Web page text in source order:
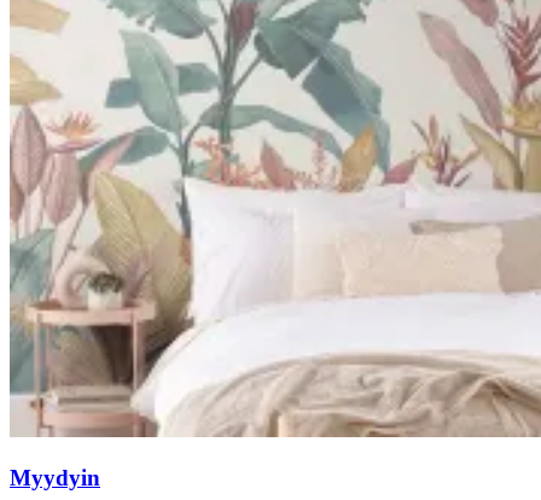
Myydyin